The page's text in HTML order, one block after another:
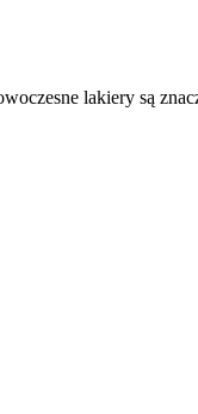
lakiery są